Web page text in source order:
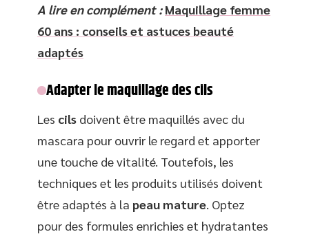
A lire en complément : Maquillage femme
60 ans : conseils et astuces beauté
adaptés
Adapter le maquillage des cils
Les cils doivent être maquillés avec du
mascara pour ouvrir le regard et apporter
une touche de vitalité. Toutefois, les
techniques et les produits utilisés doivent
être adaptés à la peau mature . Optez
pour des formules enrichies et hydratantes